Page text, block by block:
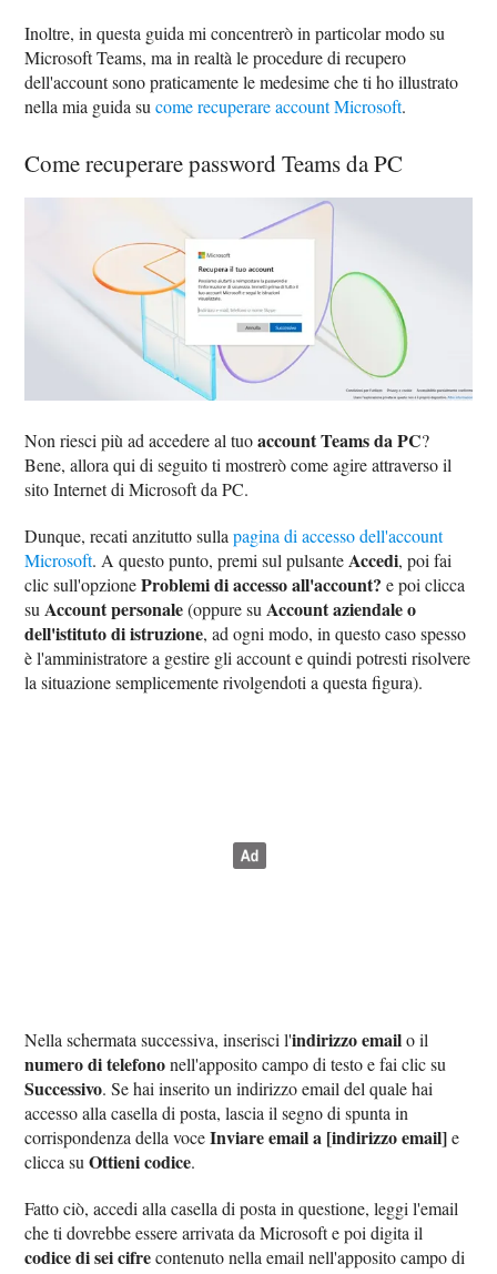
Inoltre, in questa guida mi concentrerò in particolar modo su
Microsoft Teams, ma in realtà le procedure di recupero
dell'account sono praticamente le medesime che ti ho illustrato
nella mia guida sucome recuperare account Microsoft.
Come recuperare password Teams da PC
Non riesci più ad accedere al tuoaccount Teams da PC?
Bene, allora qui di seguito ti mostrerò come agire attraverso il
sito Internet di Microsoft da PC.
Dunque, recati anzitutto sullapagina di accesso dell'account
Microsoft. A questo punto, premi sul pulsante Accedi, poi fai
clic sull'opzioneProblemi di accesso all'account? e poi clicca
su Account personale(oppure su Account aziendale o
dell'istituto di istruzione, ad ogni modo, in questo caso spesso
è l'amministratore a gestire gli account e quindi potresti risolvere
la situazione semplicemente rivolgendoti a questa figura).
Nella schermata successiva, inserisci l'indirizzo emailo il
numero di telefononell'apposito campo di testo e fai clic su
Successivo. Se hai inserito un indirizzo email del quale hai
accesso alla casella di posta, lascia il segno di spunta in
corrispondenza della voceInviare email a [indirizzo email]e
clicca suOttieni codice.
Fatto ciò, accedi alla casella di posta in questione, leggi l'email
che ti dovrebbe essere arrivata da Microsoft e poi digita il
codice di sei cifrecontenuto nella email nell'apposito campo di